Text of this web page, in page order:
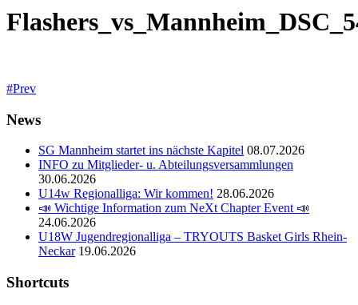
Prev
News
SG Mannheim startet ins nächste Kapitel 08.07.2026
INFO zu Mitglieder- u. Abteilungsversammlungen
30.06.2026
U14w Regionalliga: Wir kommen! 28.06.2026
📣 Wichtige Information zum NeXt Chapter Event 📣
24.06.2026
U18W Jugendregionalliga – TRYOUTS Basket Girls Rhein-
Neckar 19.06.2026
Shortcuts